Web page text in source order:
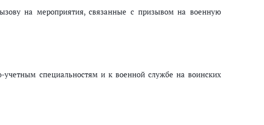
службе, органах внутренних дел, органах принудительного
(п.п. 39 - 45)
дел Российской Федерации (п.п. 46 - 47)
пола получают военно-учетные специальности и подлежат постановке
организацию) или увольнении (отчислении) его с работы (из
на мероприятия, связанные с призывом на военную
учетным специальностям и к военной службе на воинских